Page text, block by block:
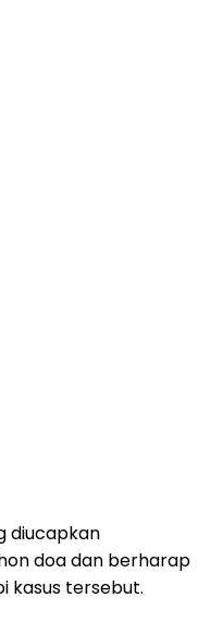
diucapkan
doa dan berharap
kasus tersebut.